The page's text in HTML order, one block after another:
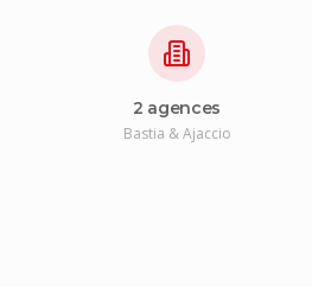
2 agences
Bastia & Ajaccio